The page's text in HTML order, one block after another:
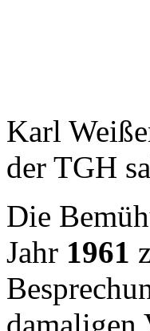
Karl
der TGH
Die
Jahr 1961